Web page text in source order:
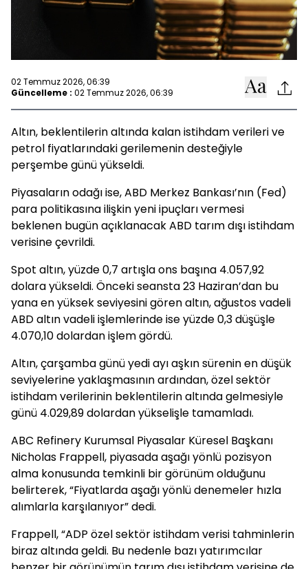
02 Temmuz 2026, 06:39
Güncelleme : 02 Temmuz 2026, 06:39
Altın, beklentilerin altında kalan istihdam verileri ve
petrol fiyatlarındaki gerilemenin desteğiyle
perşembe günü yükseldi.
Piyasaların odağı ise, ABD Merkez Bankası’nın (Fed)
para politikasına ilişkin yeni ipuçları vermesi
beklenen bugün açıklanacak ABD tarım dışı istihdam
verisine çevrildi.
Spot altın, yüzde 0,7 artışla ons başına 4.057,92
dolara yükseldi. Önceki seansta 23 Haziran’dan bu
yana en yüksek seviyesini gören altın, ağustos vadeli
ABD altın vadeli işlemlerinde ise yüzde 0,3 düşüşle
4.070,10 dolardan işlem gördü.
Altın, çarşamba günü yedi ayı aşkın sürenin en düşük
seviyelerine yaklaşmasının ardından, özel sektör
istihdam verilerinin beklentilerin altında gelmesiyle
günü 4.029,89 dolardan yükselişle tamamladı.
ABC Refinery Kurumsal Piyasalar Küresel Başkanı
Nicholas Frappell, piyasada aşağı yönlü pozisyon
alma konusunda temkinli bir görünüm olduğunu
belirterek, “Fiyatlarda aşağı yönlü denemeler hızla
alımlarla karşılanıyor” dedi.
Frappell, “ADP özel sektör istihdam verisi tahminlerin
biraz altında geldi. Bu nedenle bazı yatırımcılar